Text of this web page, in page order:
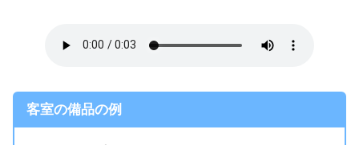
客室の備品の例